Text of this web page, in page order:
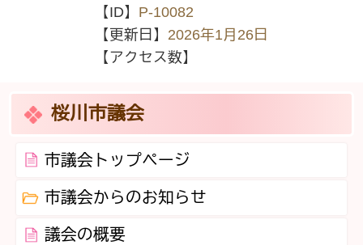
【ID】 P-10082
【更新日】 2026年1月26日
【アクセス数】
桜川市議会
市議会トップページ
市議会からのお知らせ
議会の概要